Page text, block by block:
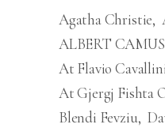
Agatha Christie
ALBERT CAMUS
At Flavio
At Gjergj Fishta
Blendi Fevziu